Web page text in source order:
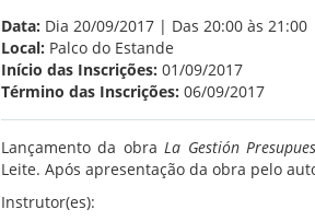
Data: Dia 20/09/2017 | Das 20:00 às 21:00
Local: Palco do Estande
Início das Inscrições: 01/09/2017
Término das Inscrições: 06/09/2017
Lançamento da obraLa Gestión
Leite. Após apresentação da obra pelo
Instrutor(es):